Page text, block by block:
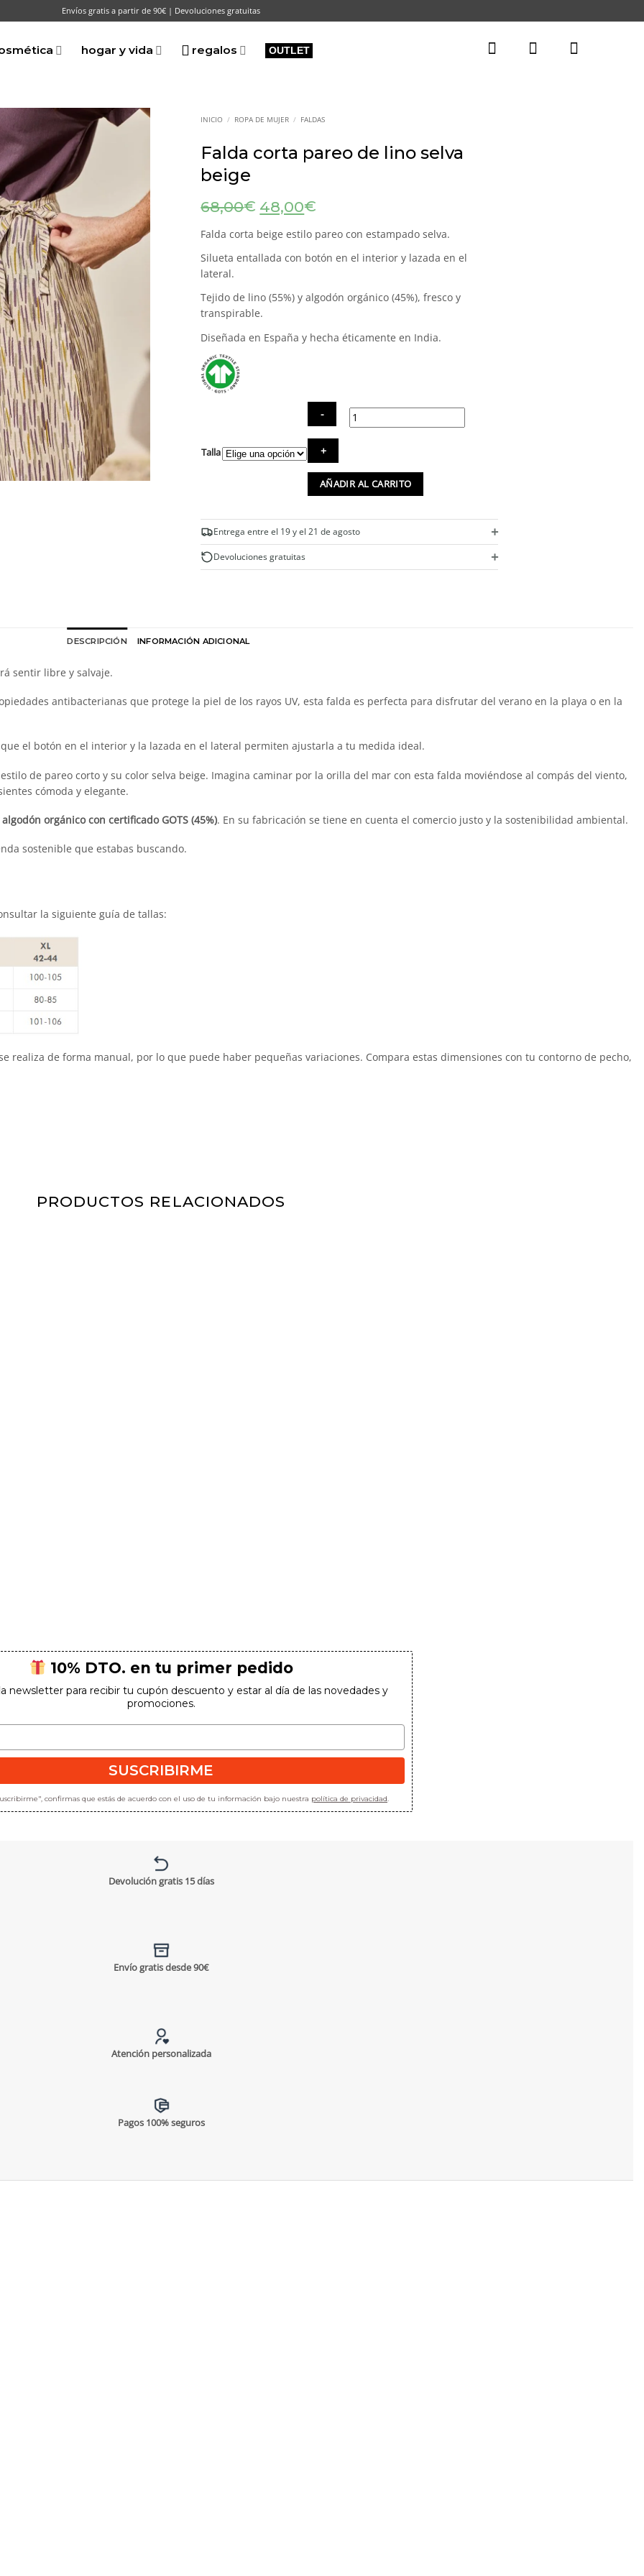
Envíos gratis a partir de 90€ | Devoluciones gratuitas
hogar y vida regalos OUTLET
INICIO / ROPA DE MUJER / FALDAS
Falda corta pareo de lino selva
beige
68,00€ El
precio
original
era:
68,00€.
48,00€
actual
es:
48,00€.
Falda corta beige estilo pareo con estampado selva.
Silueta entallada con botón en el interior y lazada en el
lateral.
Tejido de lino (55%) y algodón orgánico (45%), fresco y
transpirable.
Diseñada en España y hecha éticamente en India.
Talla
pareo
selva
beige
cantidad
AÑADIR AL CARRITO
Entrega entre el 19 y el 21 de agosto +
Devoluciones gratuitas +
DESCRIPCIÓN INFORMACIÓN ADICIONAL
sentir libre y salvaje.
antibacterianas que protege la piel de los rayos UV, esta falda es perfecta para disfrutar del verano en la playa o en la
el botón en el interior y la lazada en el lateral permiten ajustarla a tu medida ideal.
de pareo corto y su color selva beige. Imagina caminar por la orilla del mar con esta falda moviéndose al compás del viento,
cómoda y elegante.
orgánico con certificado GOTS (45%). En su fabricación se tiene en cuenta el comercio justo y la sostenibilidad ambiental.
sostenible que estabas buscando.
la siguiente guía de tallas:
realiza de forma manual, por lo que puede haber pequeñas variaciones. Compara estas dimensiones con tu contorno de pecho,
PRODUCTOS RELACIONADOS
10% DTO. en tu primer pedido
newsletter para recibir tu cupón descuento y estar al día de las novedades y
promociones.
SUSCRIBIRME
confirmas que estás de acuerdo con el uso de tu información bajo nuestra política de privacidad.
Devolución gratis 15 días
Envío gratis desde 90€
Atención personalizada
Pagos 100% seguros